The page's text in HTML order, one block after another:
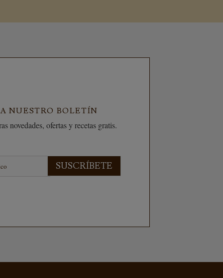
NUESTRO BOLETÍN
novedades, ofertas y recetas gratis.
SUSCRÍBETE